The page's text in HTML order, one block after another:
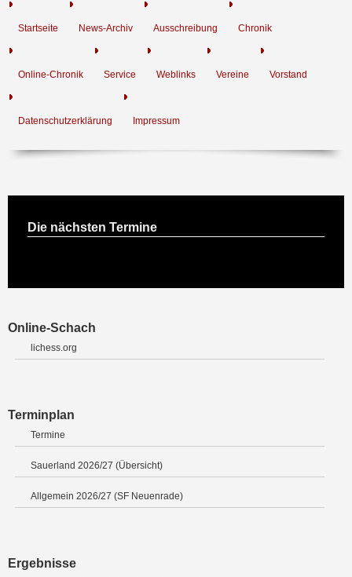
Startseite News-Archiv Ausschreibung Chronik
Online-Chronik Service Weblinks Vereine Vorstand
Datenschutzerklärung Impressum
Die nächsten Termine
Online-Schach
lichess.org
Terminplan
Termine
Sauerland 2026/27 (Übersicht)
Allgemein 2026/27 (SF Neuenrade)
Ergebnisse